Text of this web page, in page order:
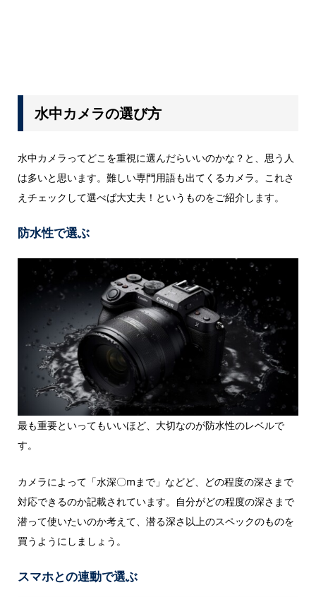
水中カメラの選び方
水中カメラってどこを重視に選んだらいいのかな？と、思う人
は多いと思います。難しい専門用語も出てくるカメラ。これさ
えチェックして選べば大丈夫！というものをご紹介します。
防水性で選ぶ
最も重要といってもいいほど、大切なのが防水性のレベルで
す。
カメラによって「水深〇mまで」などど、どの程度の深さまで
対応できるのか記載されています。自分がどの程度の深さまで
潜って使いたいのか考えて、潜る深さ以上のスペックのものを
買うようにしましょう。
スマホとの連動で選ぶ